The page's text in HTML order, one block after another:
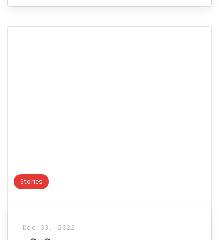
Stories
Dec 03, 2022